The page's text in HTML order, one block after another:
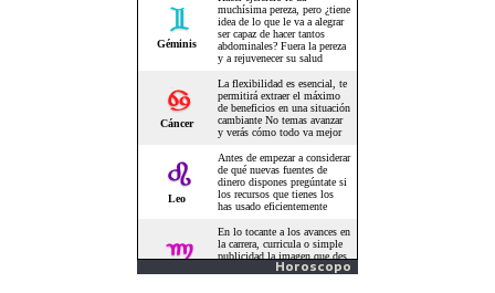
Horoscopo